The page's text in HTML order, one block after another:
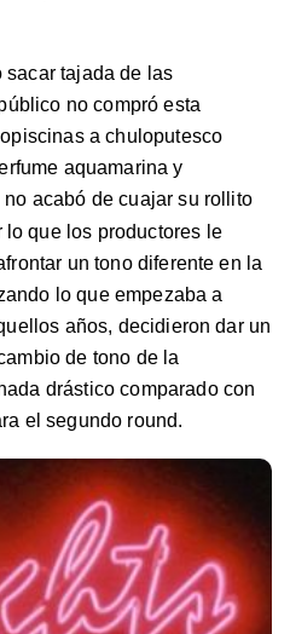
tajada de las
no compró esta
a chuloputesco
aquamarina y
acabó de cuajar su rollito
que los productores le
un tono diferente en la
lo que empezaba a
años, decidieron dar un
de tono de la
drástico comparado con
el segundo round.